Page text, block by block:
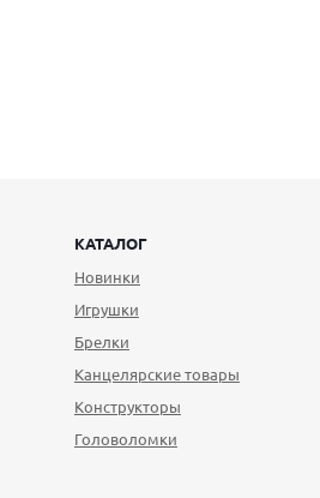
КАТАЛОГ
Новинки
Игрушки
Брелки
Канцелярские товары
Конструкторы
Головоломки